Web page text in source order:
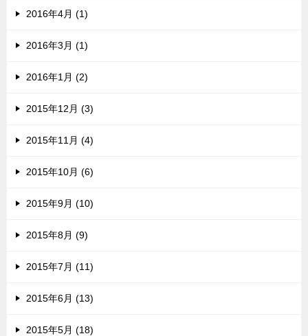
2016年4月 (1)
2016年3月 (1)
2016年1月 (2)
2015年12月 (3)
2015年11月 (4)
2015年10月 (6)
2015年9月 (10)
2015年8月 (9)
2015年7月 (11)
2015年6月 (13)
2015年5月 (18)